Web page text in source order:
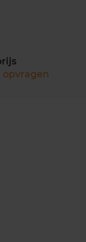
opvragen